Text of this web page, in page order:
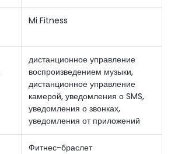
Mi Fitness
дистанционное управление
воспроизведением музыки,
дистанционное управление
камерой, уведомления о SMS,
уведомления о звонках,
уведомления от приложений
Фитнес-браслет